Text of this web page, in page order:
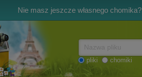
Nie masz jeszcze własnego chomika?
pliki chomiki